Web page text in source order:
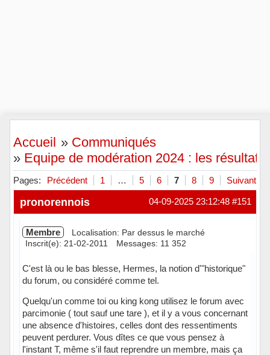
Accueil » Communiqués
» Equipe de modération 2024 : les résultats
Pages: Précédent 1 … 5 6 7 8 9 Suivant
#151
04-09-2025 23:12:48
pronorennois
Membre
Localisation: Par dessus le marché
Inscrit(e): 21-02-2011
Messages: 11 352
C'est là ou le bas blesse, Hermes, la notion d'"historique"
du forum, ou considéré comme tel.
Quelqu'un comme toi ou king kong utilisez le forum avec
parcimonie ( tout sauf une tare ), et il y a vous concernant
une absence d'histoires, celles dont des ressentiments
peuvent perdurer. Vous dîtes ce que vous pensez à
l'instant T, même s'il faut reprendre un membre, mais ça